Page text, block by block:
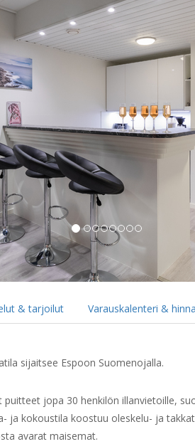
& tarjoilut Varauskalenteri &
sijaitsee Espoon Suomenojalla.
puitteet jopa 30 henkilön illanvietoille,
ja kokoustila koostuu oleskelu- ja
avarat maisemat.